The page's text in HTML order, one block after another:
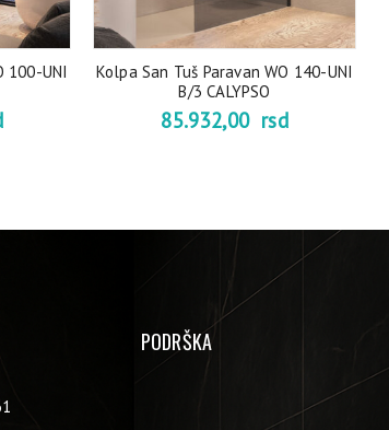
100-UNI
Kolpa San Tuš Paravan WO 140-UNI
B/3 CALYPSO
85.932,00 rsd
PODRŠKA